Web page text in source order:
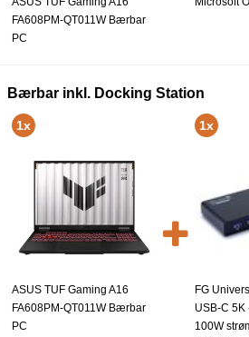
FA608PM-QT011W Bærbar
PC
Bærbar inkl. Docking Station
1x
ASUS TUF Gaming A16
FA608PM-QT011W Bærbar
PC
1x
FG
USB-C 5K
100W